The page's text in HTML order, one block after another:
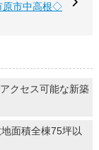
市中高根◇
クセス可能な新築
面積全棟75坪以